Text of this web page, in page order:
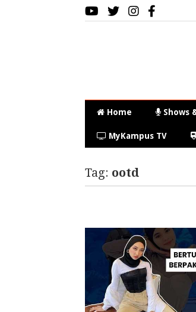
Home Shows
MyKampus TV
Tag: ootd